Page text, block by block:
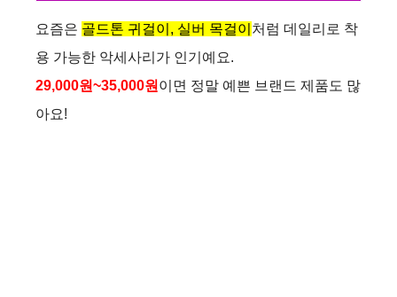
요즘은 골드톤 귀걸이, 실버 목걸이 처럼 데일리로 착
용 가능한 악세사리가 인기예요.
29,000원~35,000원 이면 정말 예쁜 브랜드 제품도 많
아요!